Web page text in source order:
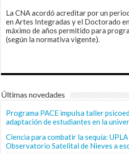
La CNA acordó acreditar por un
en Artes Integradas y el Doctorado
máximo de años permitido para
(según la normativa vigente).
Últimas novedades
Programa PACE impulsa taller
adaptación de estudiantes en la
Ciencia para combatir la sequía:
Observatorio Satelital de Nieves a